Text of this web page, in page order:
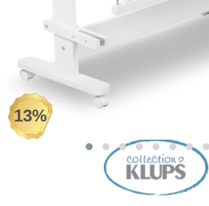
Odeća i obuća
Igračke za bebe i decu
AKCIJA
Prodavnica
13%